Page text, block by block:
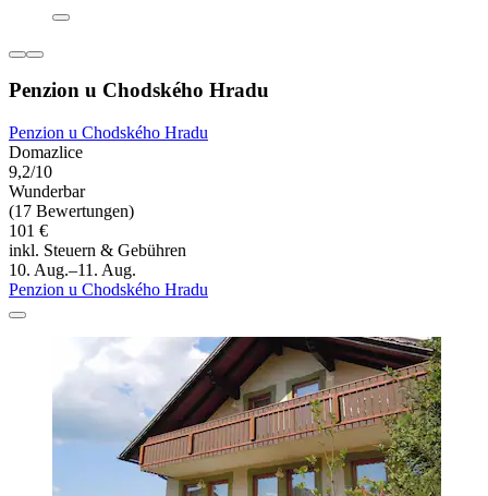
Penzion u Chodského Hradu
Penzion u Chodského Hradu
Domazlice
9,2/10
Wunderbar
(17 Bewertungen)
101 €
inkl. Steuern & Gebühren
10. Aug.–11. Aug.
Penzion u Chodského Hradu